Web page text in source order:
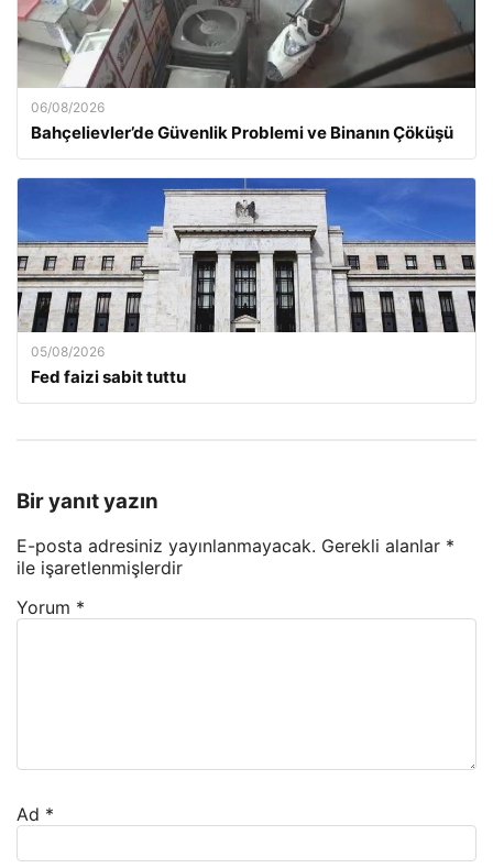
06/08/2026
Bahçelievler’de Güvenlik Problemi ve Binanın Çöküşü
05/08/2026
Fed faizi sabit tuttu
Bir yanıt yazın
E-posta adresiniz yayınlanmayacak. Gerekli alanlar *
ile işaretlenmişlerdir
Yorum *
Ad *